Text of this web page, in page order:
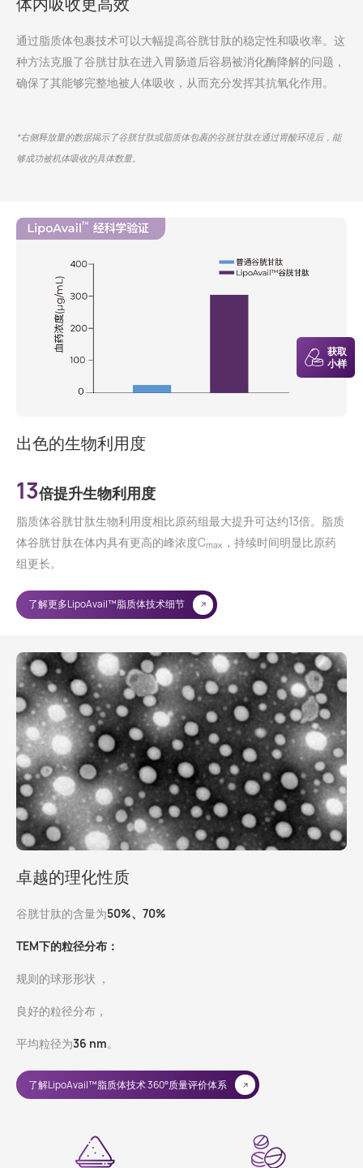
通过脂质体包裹技术可以大幅提高谷胱甘肽的稳定性和吸收率。这
种方法克服了谷胱甘肽在进入胃肠道后容易被消化酶降解的问题，
确保了其能够完整地被人体吸收，从而充分发挥其抗氧化作用。
*右侧释放量的数据揭示了谷胱甘肽或脂质体包裹的谷胱甘肽在通过胃酸环境后，能
够成功被机体吸收的具体数量。
出色的生物利用度
13倍提升生物利用度
脂质体谷胱甘肽生物利用度相比原药组最大提升可达约13倍。脂质
体谷胱甘肽在体内具有更高的峰浓度Cmax ，持续时间明显比原药
组更长。
了解更多LipoAvail™脂质体技术细节
卓越的理化性质
谷胱甘肽的含量为50%、70%
TEM下的粒径分布：
规则的球形形状 ，
良好的粒径分布，
平均粒径为36 nm。
了解LipoAvail™脂质体技术 360°质量评价体系
获取
小样